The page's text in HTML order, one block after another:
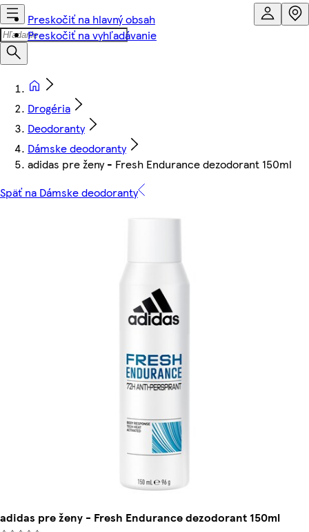
Preskočiť na hlavný obsah
Preskočiť na vyhľadávanie
Drogéria
Deodoranty
Dámske deodoranty
adidas pre ženy - Fresh Endurance dezodorant 150ml
Späť na Dámske deodoranty
adidas pre ženy - Fresh Endurance dezodorant 150ml